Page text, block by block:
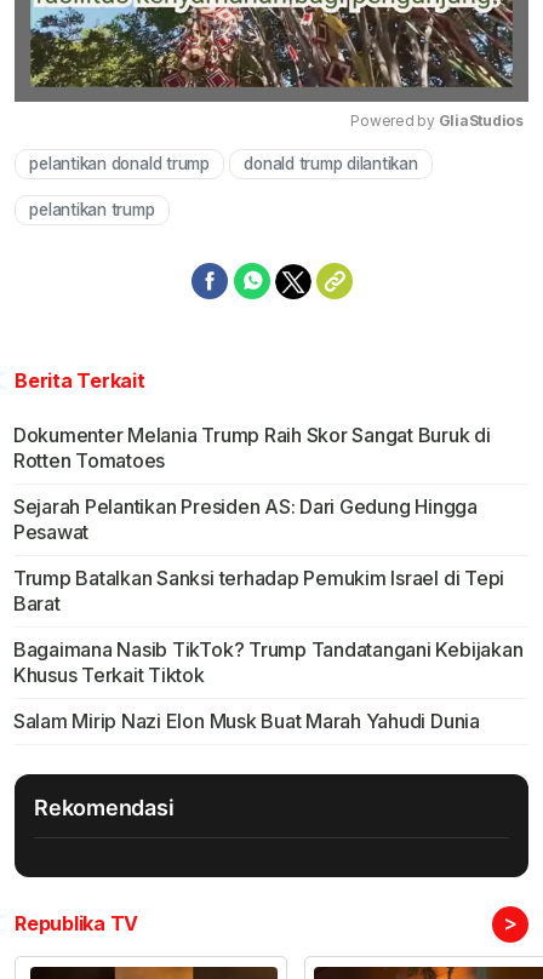
Powered by GliaStudios
pelantikan donald trump donald trump dilantikan
pelantikan trump
Berita Terkait
Dokumenter Melania Trump Raih Skor Sangat Buruk di
Rotten Tomatoes
Sejarah Pelantikan Presiden AS: Dari Gedung Hingga
Pesawat
Trump Batalkan Sanksi terhadap Pemukim Israel di Tepi
Barat
Bagaimana Nasib TikTok? Trump Tandatangani Kebijakan
Khusus Terkait Tiktok
Salam Mirip Nazi Elon Musk Buat Marah Yahudi Dunia
Rekomendasi
Republika TV >